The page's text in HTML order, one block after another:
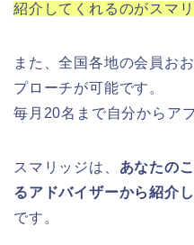
紹介してくれるのがスマリ
また、全国各地の会員お
プローチが可能です。
毎月20名まで自分からア
スマリッジは、 あなたの
るアドバイザーから紹介
です。